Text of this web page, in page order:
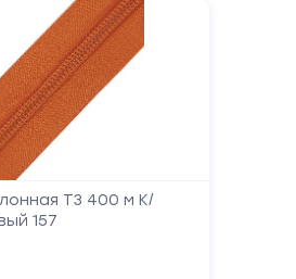
Т3 400 м К/
157